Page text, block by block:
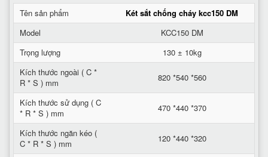
Tên sản phẩm
Két sắt chống cháy kcc150 DM
Model
KCC150 DM
Trọng lượng
130 ± 10kg
Kích thước ngoài ( C *
R * S ) mm
820 *540 *560
Kích thước sử dụng ( C
* R * S ) mm
470 *440 *370
Kích thước ngăn kéo (
C * R * S ) mm
120 *440 *320